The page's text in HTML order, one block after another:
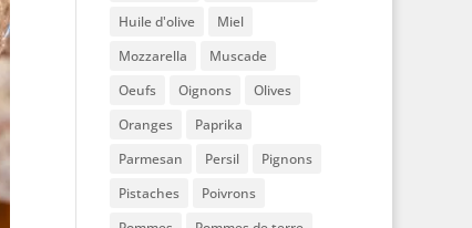
Huile d'olive
Miel
Mozzarella
Muscade
Oeufs
Oignons
Olives
Oranges
Paprika
Parmesan
Persil
Pignons
Pistaches
Poivrons